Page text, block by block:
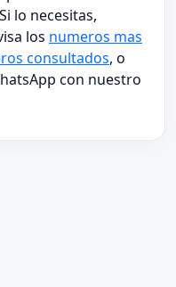
lo necesitas,
los numeros mas
consultados, o
con nuestro